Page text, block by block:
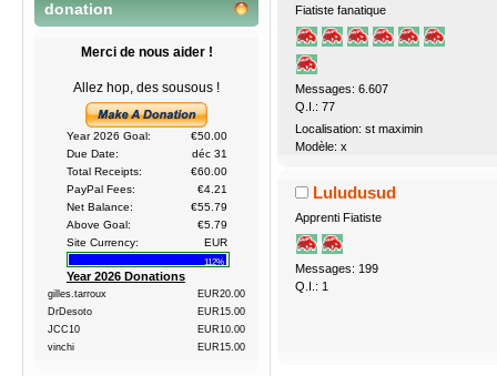
donation
Merci de nous aider !
Allez hop, des sousous !
Year 2026 Goal:
€50.00
Due Date:
déc 31
Total Receipts:
€60.00
PayPal Fees:
€4.21
Net Balance:
€55.79
Above Goal:
€5.79
Site Currency:
EUR
112%
Year 2026 Donations
gilles.tarroux
EUR20.00
DrDesoto
EUR15.00
JCC10
EUR10.00
vinchi
EUR15.00
Fiatiste fanatique
Messages: 6.607
Q.I.: 77
Localisation: st maximin
Modèle: x
Luludusud
Apprenti Fiatiste
Messages: 199
Q.I.: 1